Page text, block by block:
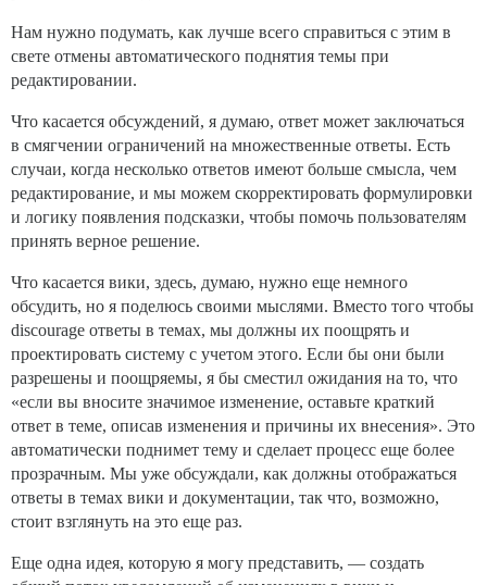
Нам нужно подумать, как лучше всего справиться с этим в
свете отмены автоматического поднятия темы при
редактировании.
Что касается обсуждений, я думаю, ответ может заключаться
в смягчении ограничений на множественные ответы. Есть
случаи, когда несколько ответов имеют больше смысла, чем
редактирование, и мы можем скорректировать формулировки
и логику появления подсказки, чтобы помочь пользователям
принять верное решение.
Что касается вики, здесь, думаю, нужно еще немного
обсудить, но я поделюсь своими мыслями. Вместо того чтобы
discourage ответы в темах, мы должны их поощрять и
проектировать систему с учетом этого. Если бы они были
разрешены и поощряемы, я бы сместил ожидания на то, что
«если вы вносите значимое изменение, оставьте краткий
ответ в теме, описав изменения и причины их внесения». Это
автоматически поднимет тему и сделает процесс еще более
прозрачным. Мы уже обсуждали, как должны отображаться
ответы в темах вики и документации, так что, возможно,
стоит взглянуть на это еще раз.
Еще одна идея, которую я могу представить, — создать